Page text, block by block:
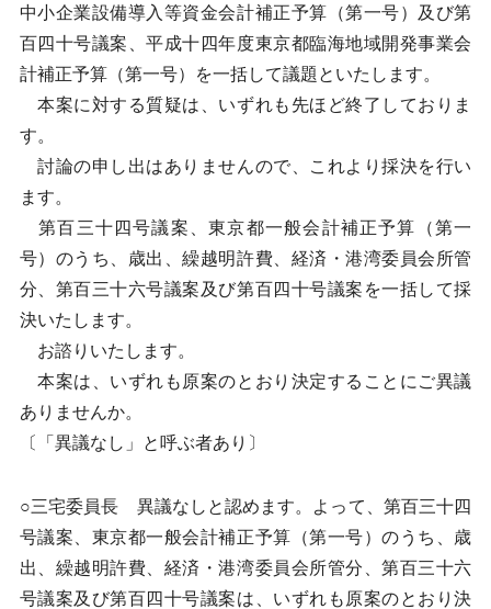
中小企業設備導入等資金会計補正予算（第一号）及び第
百四十号議案、平成十四年度東京都臨海地域開発事業会
計補正予算（第一号）を一括して議題といたします。
本案に対する質疑は、いずれも先ほど終了しておりま
す。
討論の申し出はありませんので、これより採決を行い
ます。
第百三十四号議案、東京都一般会計補正予算（第一
号）のうち、歳出、繰越明許費、経済・港湾委員会所管
分、第百三十六号議案及び第百四十号議案を一括して採
決いたします。
お諮りいたします。
本案は、いずれも原案のとおり決定することにご異議
ありませんか。
〔「異議なし」と呼ぶ者あり〕
○三宅委員長 異議なしと認めます。よって、第百三十四
号議案、東京都一般会計補正予算（第一号）のうち、歳
出、繰越明許費、経済・港湾委員会所管分、第百三十六
号議案及び第百四十号議案は、いずれも原案のとおり決